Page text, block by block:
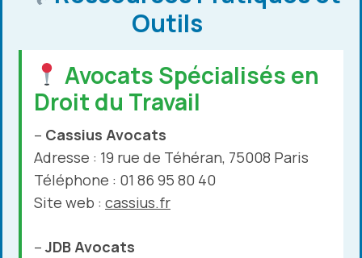
Outils
Avocats Spécialisés en
Droit du Travail
– Cassius Avocats
Adresse : 19 rue de Téhéran, 75008 Paris
Téléphone : 01 86 95 80 40
Site web : cassius.fr
–JDB Avocats